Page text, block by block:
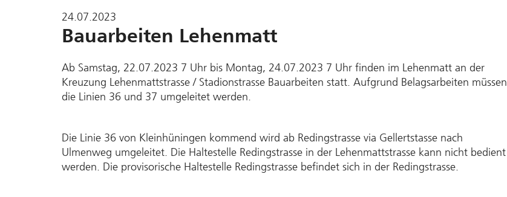
24.07.2023
Bauarbeiten Lehenmatt
Ab Samstag, 22.07.2023 7 Uhr bis Montag, 24.07.2023 7 Uhr finden im Lehenmatt an der
Kreuzung Lehenmattstrasse / Stadionstrasse Bauarbeiten statt. Aufgrund Belagsarbeiten müssen
die Linien 36 und 37 umgeleitet werden.
Die Linie 36 von Kleinhüningen kommend wird ab Redingstrasse via Gellertstasse nach
Ulmenweg umgeleitet. Die Haltestelle Redingstrasse in der Lehenmattstrasse kann nicht bedient
werden. Die provisorische Haltestelle Redingstrasse befindet sich in der Redingstrasse.